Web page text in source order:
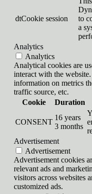
dtCookie session
to
a
Analytics
Analytics
Analytical cookies are
interact with the
information on metrics
traffic source, etc.
Cookie
Duration
CONSENT
16 years
3 months
Advertisement
Advertisement
Advertisement cookies
relevant ads and
visitors across websites
customized ads.